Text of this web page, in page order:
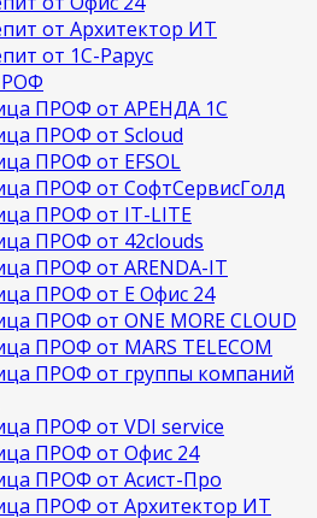
от Архитектор ИТ
от 1С-Рарус
ПРОФ от АРЕНДА 1С
ПРОФ от Scloud
ПРОФ от EFSOL
ПРОФ от СофтСервисГолд
ПРОФ от IT-LITE
ПРОФ от 42clouds
ПРОФ от ARENDA-IT
ПРОФ от Е Офис 24
ПРОФ от ONE MORE CLOUD
ПРОФ от MARS TELECOM
ПРОФ от группы компаний
ПРОФ от VDI service
ПРОФ от Офис 24
ПРОФ от Асист-Про
ПРОФ от Архитектор ИТ